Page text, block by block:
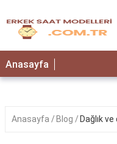
Anasayfa
Anasayfa Blog Dağlık